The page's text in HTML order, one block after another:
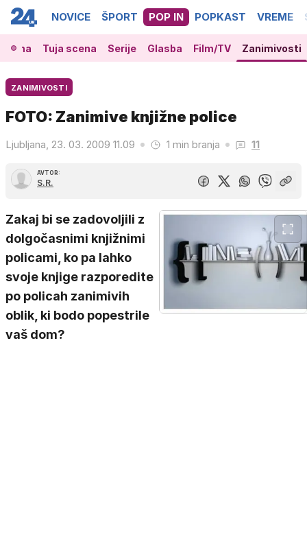
NOVICE ŠPORT POP IN POPKAST VREME
Tuja scena Serije Glasba Film/TV Zanimivosti
ZANIMIVOSTI
FOTO: Zanimive knjižne police
Ljubljana, 23. 03. 2009 11.09 1 min branja 11
AVTOR:
S.R.
Zakaj bi se zadovoljili z
dolgočasnimi knjižnimi
policami, ko pa lahko
svoje knjige razporedite
po policah zanimivih
oblik, ki bodo popestrile
vaš dom?